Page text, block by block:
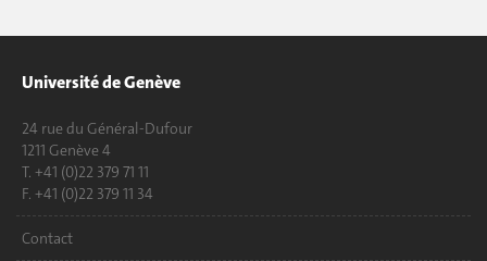
Université de Genève
24 rue du Général-Dufour
1211 Genève 4
T. +41 (0)22 379 71 11
F. +41 (0)22 379 11 34
Contact